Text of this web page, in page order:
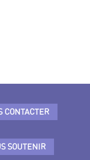
CONTACTER
SOUTENIR